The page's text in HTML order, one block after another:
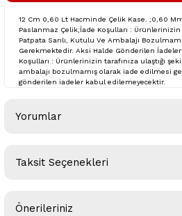
12 Cm 0,60 Lt Hacminde Çelik Kase. ;0,60 Mm
Paslanmaz Çelik;İade Koşulları : Ürünlerinizin
Patpata Sarılı, Kutulu Ve Ambalajı
Gerekmektedir. Aksi Halde Gönderilen
Koşulları : Ürünlerinizin tarafınıza ulaştığı
ambalajı bozulmamış olarak iade edilmesi
gönderilen iadeler kabul edilemeyecektir.
Yorumlar
Taksit Seçenekleri
Önerileriniz